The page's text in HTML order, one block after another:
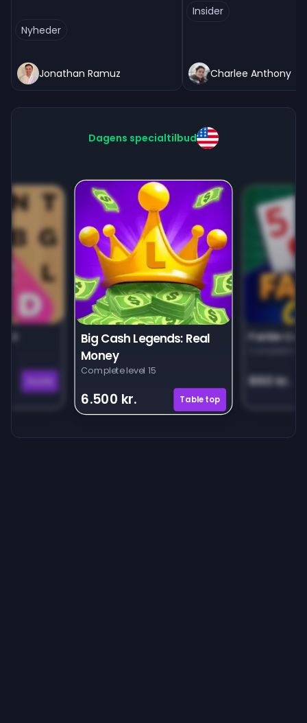
Nyheder
Jonathan Ramuz
Insider
Charlee Anthony
Dagens specialtilbud
Farkle
860 kr.
Big Cash Legends: Real
Money
Complete level 15
6.500 kr. Tabletop